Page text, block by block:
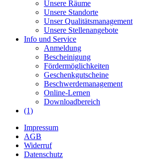
Unsere Räume
Unsere Standorte
Unser Qualitätsmanagement
Unsere Stellenangebote
Info und Service
Anmeldung
Bescheinigung
Fördermöglichkeiten
Geschenkgutscheine
Beschwerdemanagement
Online-Lernen
Downloadbereich
(1)
Impressum
AGB
Widerruf
Datenschutz